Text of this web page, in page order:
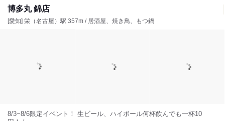
博多丸 錦店
[愛知] 栄（名古屋）駅 357m / 居酒屋、焼き鳥、もつ鍋
8/3~8/6限定イベント！ 生ビール、ハイボール何杯飲んでも一杯10